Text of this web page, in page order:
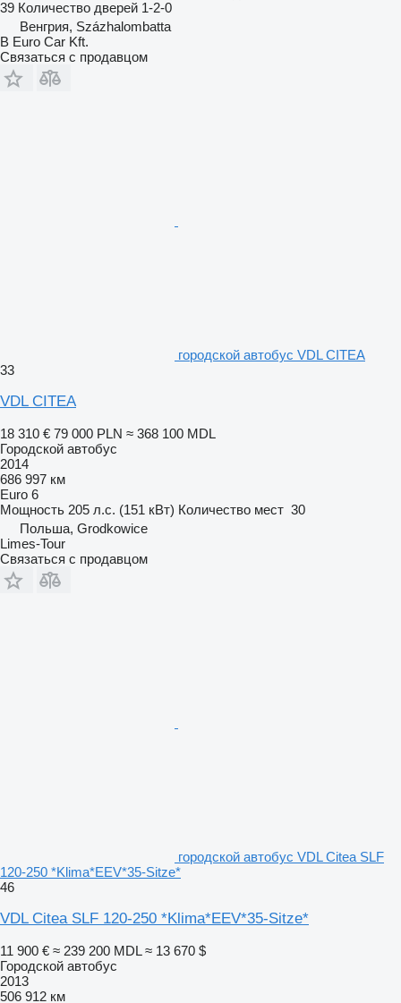
39 Количество дверей 1-2-0
Венгрия, Százhalombatta
B Euro Car Kft.
Связаться с продавцом
городской автобус VDL CITEA
33
VDL CITEA
18 310 € 79 000 PLN ≈ 368 100 MDL
Городской автобус
2014
686 997 км
Euro 6
Мощность 205 л.с. (151 кВт) Количество мест 30
Польша, Grodkowice
Limes-Tour
Связаться с продавцом
городской автобус VDL Citea SLF
120-250 *Klima*EEV*35-Sitze*
46
VDL Citea SLF 120-250 *Klima*EEV*35-Sitze*
11 900 € ≈ 239 200 MDL ≈ 13 670 $
Городской автобус
2013
506 912 км